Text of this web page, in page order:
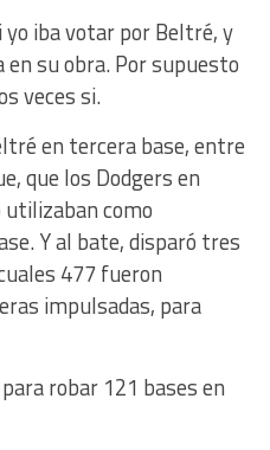
iba votar por Beltré, y
su obra. Por supuesto
veces si.
en tercera base, entre
que los Dodgers en
como
Y al bate, disparó tres
477 fueron
impulsadas, para
robar 121 bases en